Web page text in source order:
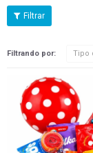
Filtrando por: Tipo